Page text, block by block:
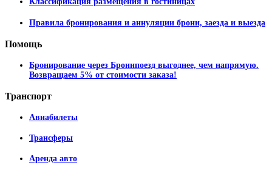
Правила бронирования и аннуляции брони, заезда и выезда
Помощь
Бронирование через Бронипоезд выгоднее, чем напрямую.
Возвращаем 5% от стоимости заказа!
Транспорт
Авиабилеты
Трансферы
Аренда авто